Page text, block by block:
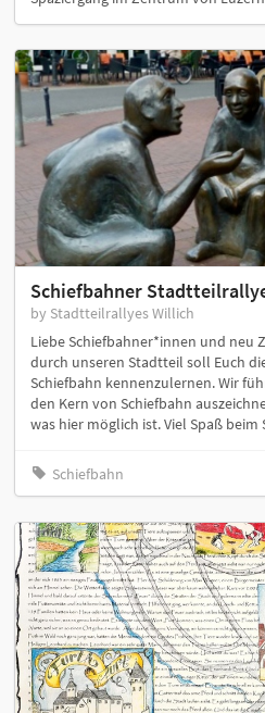
Schiefbahner
by Stadtteilrallyes Willich
Liebe Schiefbahner*innen und neu
durch unseren Stadtteil soll Euch
Schiefbahn kennenzulernen. Wir
den Kern von Schiefbahn
was hier möglich ist. Viel Spaß beim
Schiefbahn